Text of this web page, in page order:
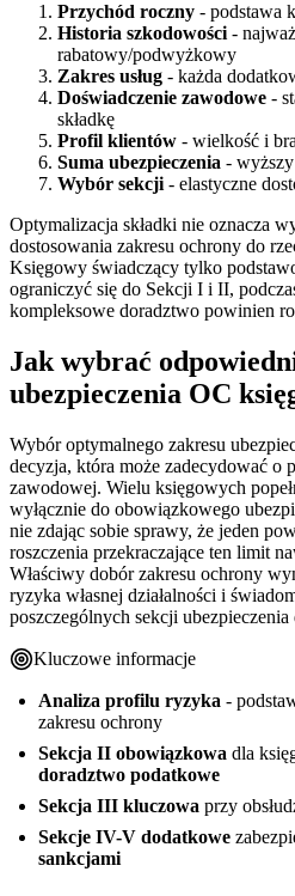
Przychód roczny - podstawa
Historia szkodowości-
rabatowy/podwyżkowy
Zakres usług - każda
Doświadczenie zawodowe -
składkę
Profil klientów - wielkość i
Suma ubezpieczenia -
Wybór sekcji- elastyczne
Optymalizacja składki nie oznacza
dostosowania zakresu ochrony do
Księgowy świadczący tylko
ograniczyć się do Sekcji I i II,
kompleksowe doradztwo powinien
Jak wybrać
ubezpieczenia OC
Wybór optymalnego zakresu
decyzja, która może zadecydować o
zawodowej. Wielu księgowych
wyłącznie do obowiązkowego
nie zdając sobie sprawy, że jeden
roszczenia przekraczające ten limit
Właściwy dobór zakresu ochrony
ryzyka własnej działalności i
poszczególnych sekcji
Kluczowe informacje
Analiza profilu ryzyka -
zakresu ochrony
Sekcja II obowiązkowa dla
doradztwo podatkowe
Sekcja III kluczowa przy
Sekcje IV-V dodatkowe
sankcjami